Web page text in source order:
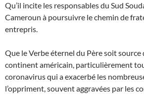
Qu’il incite les responsables du Sud
Cameroun à poursuivre le chemin de
entrepris.
Que le Verbe éternel du Père soit source
continent américain, particulièrement
coronavirus qui a exacerbé les
l’oppriment, souvent aggravées par les